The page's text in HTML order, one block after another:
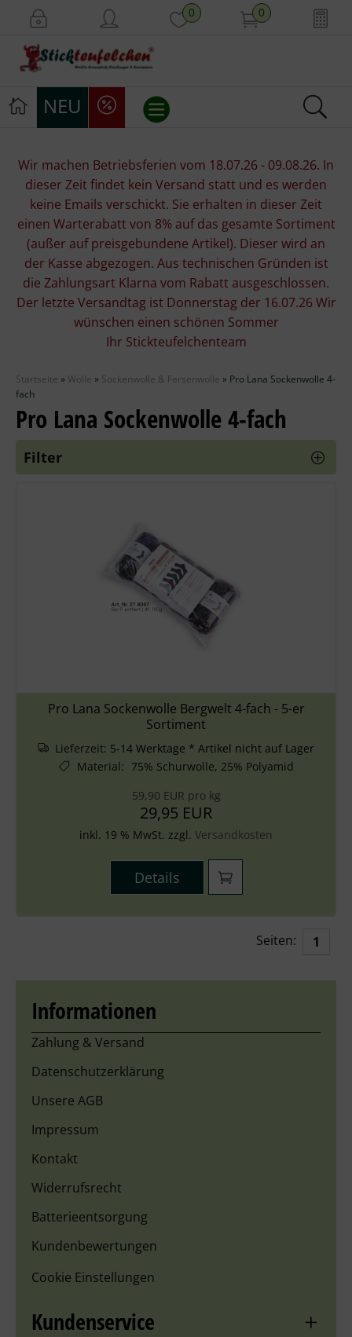
0 0
NEU
Stickpackungen
Stickgarne
Stoffe
Mill Hill Beads
Wolle
Knüpfpackungen
Wir machen Betriebsferien vom 18.07.26 - 09.08.26. In
dieser Zeit findet kein Versand statt und es werden
keine Emails verschickt. Sie erhalten in dieser Zeit
einen Warterabatt von 8% auf das gesamte Sortiment
(außer auf preisgebundene Artikel). Dieser wird an
der Kasse abgezogen. Aus technischen Gründen ist
die Zahlungsart Klarna vom Rabatt ausgeschlossen.
Der letzte Versandtag ist Donnerstag der 16.07.26 Wir
wünschen einen schönen Sommer
Ihr Stickteufelchenteam
Startseite » Wolle » Sockenwolle & Fersenwolle » Pro Lana Sockenwolle 4-
fach
Pro Lana Sockenwolle 4-fach
Filter
Pro Lana Sockenwolle Bergwelt 4-fach - 5-er
Sortiment
Lieferzeit: 5-14 Werktage * Artikel nicht auf Lager
Material: 75% Schurwolle, 25% Polyamid
59,90 EUR pro kg
29,95 EUR
inkl. 19 % MwSt. zzgl. Versandkosten
Details
Seiten: 1
Informationen
Zahlung & Versand
Datenschutzerklärung
Unsere AGB
Impressum
Kontakt
Widerrufsrecht
Batterieentsorgung
Kundenbewertungen
Cookie Einstellungen
Kundenservice